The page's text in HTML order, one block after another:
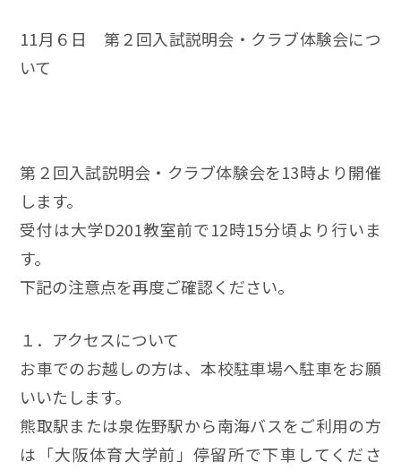
11月６日 第２回入試説明会・クラブ体験会につ
いて
第２回入試説明会・クラブ体験会を13時より開催
します。
受付は大学D201教室前で12時15分頃より行いま
す。
下記の注意点を再度ご確認ください。
１．アクセスについて
お車でのお越しの方は、本校駐車場へ駐車をお願
いいたします。
熊取駅または泉佐野駅から南海バスをご利用の方
は「大阪体育大学前」停留所で下車してくださ